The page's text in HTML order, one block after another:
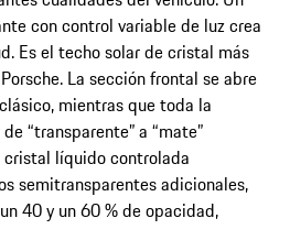
con control variable de luz crea
Es el techo solar de cristal más
La sección frontal se abre
mientras que toda la
“transparente” a “mate”
líquido controlada
semitransparentes adicionales,
40 y un 60 % de opacidad,